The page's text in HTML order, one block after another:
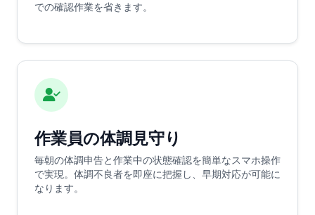
での確認作業を省きます。
作業員の体調見守り
毎朝の体調申告と作業中の状態確認を簡単なスマホ操作
で実現。体調不良者を即座に把握し、早期対応が可能に
なります。